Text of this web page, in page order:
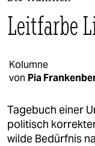
politik
gesellschaft
kultur
sport
Leitfarbe
Kolumne
von Pia
Tagebuch einer
politisch
wilde Bedürfnis